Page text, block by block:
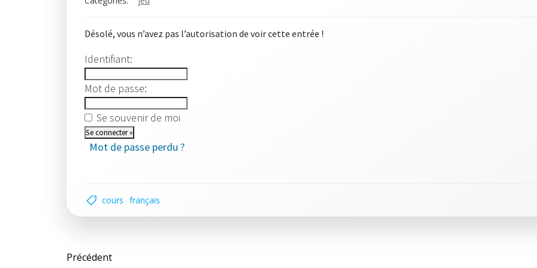
Désolé, vous n’avez pas l’autorisation de voir cette entrée !
Identifiant:
Mot de passe:
Se souvenir de moi
Mot de passe perdu ?
cours français
Post
Précédent